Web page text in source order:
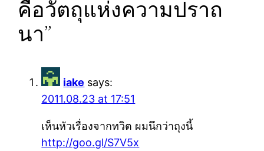
คือวัตถุแห่งความปราถ
นา”
iake says:
2011.08.23 at 17:51
เห็นหัวเรื่องจากทวิต ผมนึกว่าถุงนี้
http://goo.gl/S7V5x